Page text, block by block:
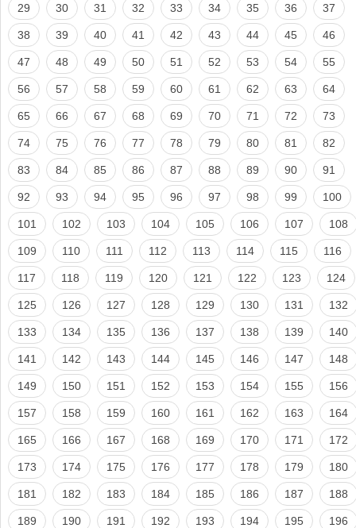
29 30 31 32 33 34 35 36 37
38 39 40 41 42 43 44 45 46
47 48 49 50 51 52 53 54 55
56 57 58 59 60 61 62 63 64
65 66 67 68 69 70 71 72 73
74 75 76 77 78 79 80 81 82
83 84 85 86 87 88 89 90 91
92 93 94 95 96 97 98 99 100
101 102 103 104 105 106 107 108
109 110 111 112 113 114 115 116
117 118 119 120 121 122 123 124
125 126 127 128 129 130 131 132
133 134 135 136 137 138 139 140
141 142 143 144 145 146 147 148
149 150 151 152 153 154 155 156
157 158 159 160 161 162 163 164
165 166 167 168 169 170 171 172
173 174 175 176 177 178 179 180
181 182 183 184 185 186 187 188
189 190 191 192 193 194 195 196